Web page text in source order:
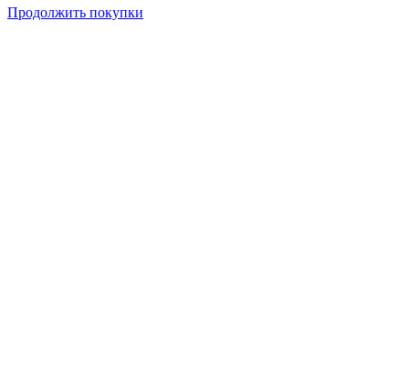
Продолжить покупки